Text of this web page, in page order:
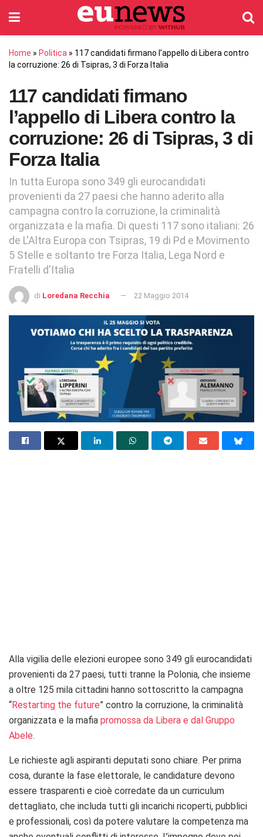
Home » Politica » 117 candidati firmano l’appello di Libera contro
la corruzione: 26 di Tsipras, 3 di Forza Italia
117 candidati firmano
l’appello di Libera contro la
corruzione: 26 di Tsipras, 3 di
Forza Italia
In tutta Europa sono 349 gli eurocandidati
provenienti da 27 paesi che hanno aderito alla
campagna contro la corruzione, la criminalità
organizzata e la mafia. Di questi 117 sono italiani: 26
de L'Altra Europa con Tsipras, 19 di Pd e Movimento
5 Stelle e soltanto tre Forza Italia, Lega Nord e
Fratelli d'Italia
di Loredana Recchia 22 Maggio 2014
Alla vigilia delle elezioni europee sono 349 gli eurocandidati
provenienti da 27 paesi, tutti tranne la Polonia, che insieme
a oltre 125 mila cittadini hanno sottoscritto la campagna
“Restarting the future” contro la corruzione, la criminalità
organizzata e la mafia promossa da Libera e dal Gruppo
Abele.
Le richieste agli aspiranti deputati sono chiare. Per prima
cosa, durante la fase elettorale, le candidature devono
essere trasparenti e cioè corredate da un curriculum
dettagliato, che includa tutti gli incarichi ricoperti, pubblici
e professionali, così da potere valutare la competenza ma